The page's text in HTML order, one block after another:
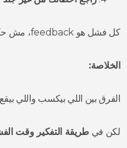
كل فشل هو feedback، مش حكم.
الخلاصة:
الفرق بين اللي بيكسب واللي
لكن في طريقة التفكير وقت